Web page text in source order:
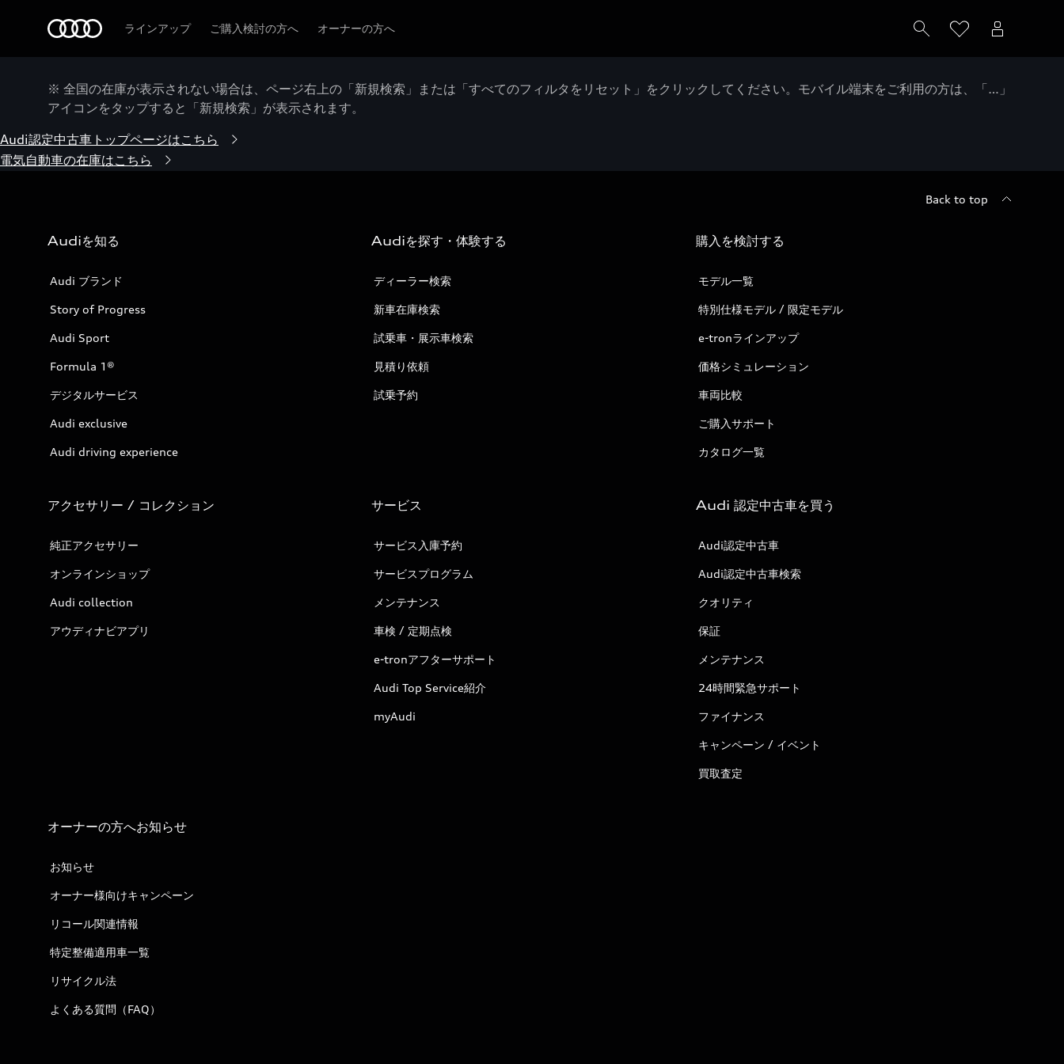
ラインアップ ご購入検討の方へ オーナーの方へ
※ 全国の在庫が表示されない場合は、ページ右上の「新規検索」または「すべてのフィルタをリセット」をクリックしてください。モバイル端末をご利用の方は、「…」
アイコンをタップすると「新規検索」が表示されます。
Audi認定中古車トップページはこちら
電気自動車の在庫はこちら
Back to top
Audiを知る
Audi ブランド
Story of Progress
Audi Sport
Formula 1®
デジタルサービス
Audi exclusive
Audi driving experience
Audiを探す・体験する
ディーラー検索
新車在庫検索
試乗車・展示車検索
見積り依頼
試乗予約
購入を検討する
モデル一覧
特別仕様モデル / 限定モデル
e-tronラインアップ
価格シミュレーション
車両比較
ご購入サポート
カタログ一覧
アクセサリー / コレクション
純正アクセサリー
オンラインショップ
Audi collection
アウディナビアプリ
サービス
サービス入庫予約
サービスプログラム
メンテナンス
車検 / 定期点検
e-tronアフターサポート
Audi Top Service紹介
myAudi
Audi 認定中古車を買う
Audi認定中古車
Audi認定中古車検索
クオリティ
保証
メンテナンス
24時間緊急サポート
ファイナンス
キャンペーン / イベント
買取査定
オーナーの方へお知らせ
お知らせ
オーナー様向けキャンペーン
リコール関連情報
特定整備適用車一覧
リサイクル法
よくある質問（FAQ）